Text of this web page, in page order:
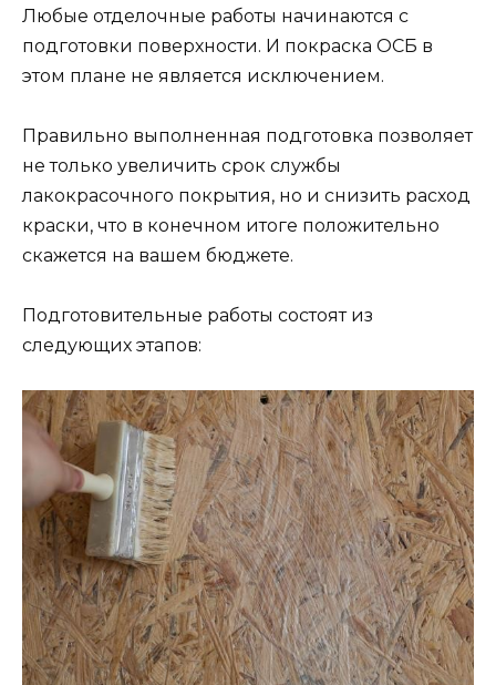
Любые отделочные работы начинаются с
подготовки поверхности. И покраска ОСБ в
этом плане не является исключением.
Правильно выполненная подготовка позволяет
не только увеличить срок службы
лакокрасочного покрытия, но и снизить расход
краски, что в конечном итоге положительно
скажется на вашем бюджете.
Подготовительные работы состоят из
следующих этапов: